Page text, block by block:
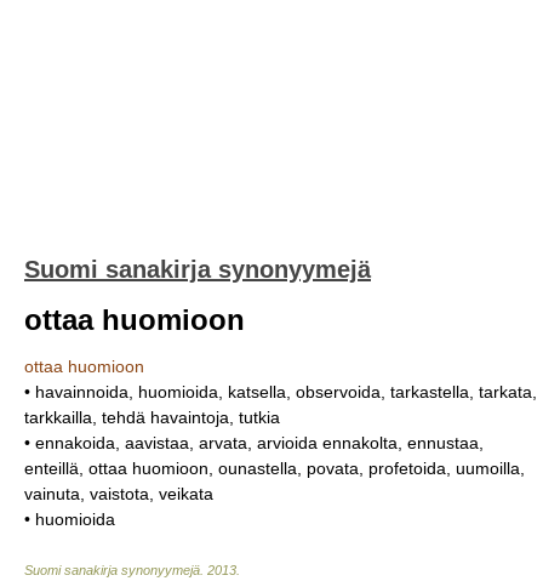
Suomi sanakirja synonyymejä
ottaa huomioon
ottaa huomioon
• havainnoida, huomioida, katsella, observoida, tarkastella, tarkata,
tarkkailla, tehdä havaintoja, tutkia
• ennakoida, aavistaa, arvata, arvioida ennakolta, ennustaa,
enteillä, ottaa huomioon, ounastella, povata, profetoida, uumoilla,
vainuta, vaistota, veikata
• huomioida
Suomi sanakirja synonyymejä 2013